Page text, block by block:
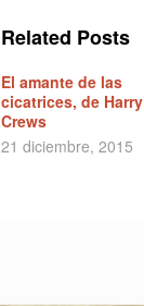
Related Posts
El amante de las
cicatrices, de Harry
Crews
21 diciembre, 2015